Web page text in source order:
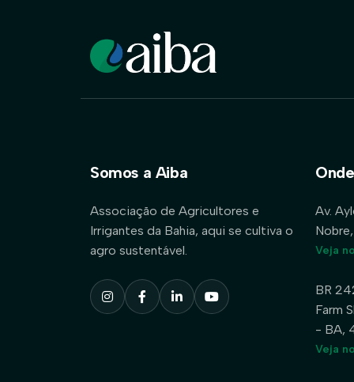
Somos a Aiba
Associação de Agricultores e
Irrigantes da Bahia, aqui se cultiva o
agro sustentável.
Av.
Veja
BR
Farm
- BA,
Veja